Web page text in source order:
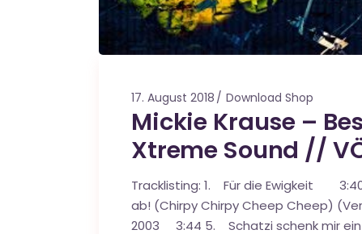
17. August 2018 Download Shop
Mickie Krause –
Xtreme Sound //
Tracklisting: 1. Für die Ewigkeit
ab! (Chirpy Chirpy Cheep Cheep)
2003 3:44 5. Schatzi schenk mir